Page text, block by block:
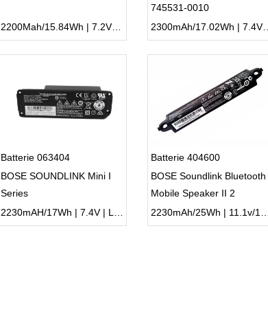
2200Mah/15.84Wh | 7.2V | Li-ion ...
745531-0010
2300mAh/17.02Wh | 7.4V | Li-ion ...
Batterie 063404
BOSE SOUNDLINK Mini I
Series
Batterie 404600
BOSE Soundlink Bluetooth
Mobile Speaker II 2
SoundLink III 3